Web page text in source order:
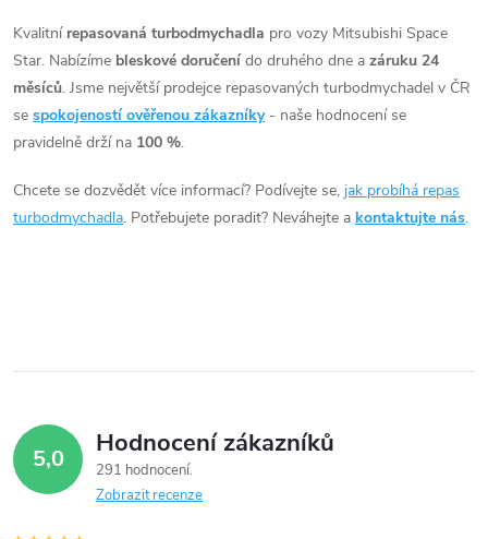
ů
ů
v
l
á
a
v
k
Kvalitní repasovaná turbodmychadla pro vozy Mitsubishi Space
Star. Nabízíme bleskové doručení do druhého dne a záruku 24
měsíců. Jsme největší prodejce repasovaných turbodmychadel v ČR
se spokojeností ověřenou zákazníky - naše hodnocení se
pravidelně drží na 100 %.
Chcete se dozvědět více informací? Podívejte se, jak probíhá repas
turbodmychadla. Potřebujete poradit? Neváhejte a kontaktujte nás.
5,0 Hodnocení zákazníků
291 hodnocení
Zobrazit recenze